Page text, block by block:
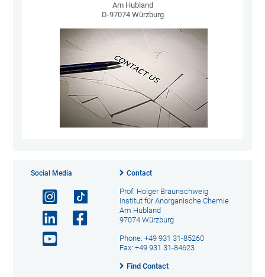
Am Hubland
D-97074 Würzburg
Social Media Contact
Prof. Holger Braunschweig
Institut für Anorganische Chemie
Am Hubland
97074 Würzburg
Phone: +49 931 31-85260
Fax: +49 931 31-84623
Find Contact